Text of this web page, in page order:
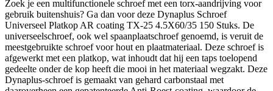
Zoek je een multifunctionele schroef met een torx-aandrijving voor
gebruik buitenshuis? Ga dan voor deze Dynaplus Schroef
Universeel Platkop AR coating TX-25 4.5X60/35 150 Stuks. De
universeelschroef, ook wel spaanplaatschroef genoemd, is veruit de
meestgebruikte schroef voor hout en plaatmateriaal. Deze schroef is
afgewerkt met een platkop, wat inhoudt dat hij een taps toelopend
gedeelte onder de kop heeft die mooi in het materiaal wegzakt. Deze
Dynaplus-schroef is gemaakt van gehard carbonstaal met